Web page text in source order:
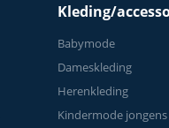
Kleding/
Babymode
Dameskleding
Herenkleding
Kindermode jongens